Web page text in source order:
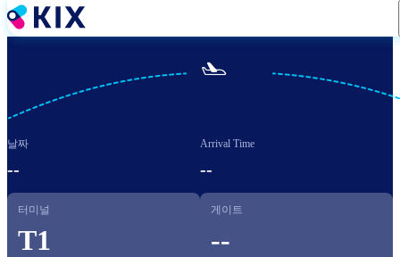
주
요
로
너

날짜
--
Arrival Time
--
터미널
T1
게이트
--